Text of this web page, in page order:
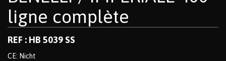
ligne complète
REF : HB 5039 SS
CE: Nicht